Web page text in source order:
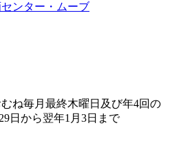
ね毎月最終木曜日及び年4回の
日から翌年1月3日まで